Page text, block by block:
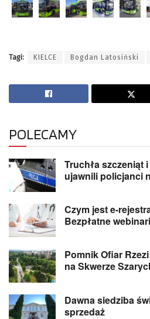
Tagi: KIELCE Bogdan Latosiński
POLECAMY
Truchła szczeniąt
ujawnili policjanci
Czym jest e-
Bezpłatne
Pomnik Ofiar
na Skwerze
Dawna siedziba
sprzedaż